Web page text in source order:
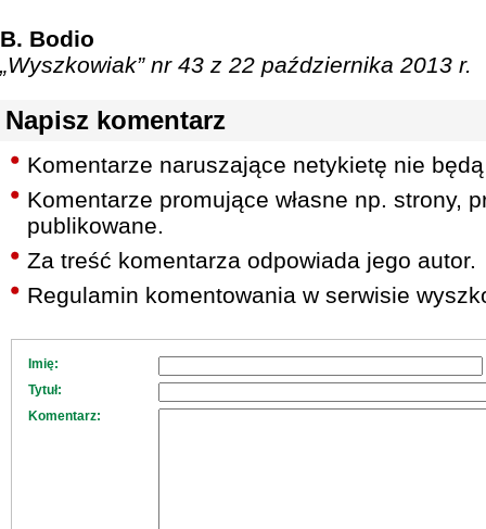
B. Bodio
„Wyszkowiak” nr 43 z 22 października 2013 r.
Napisz komentarz
Komentarze naruszające netykietę nie
Komentarze promujące własne np. strony,
publikowane.
Za treść komentarza odpowiada jego autor.
Regulamin komentowania w serwisie
Imię:
Tytuł:
Komentarz: